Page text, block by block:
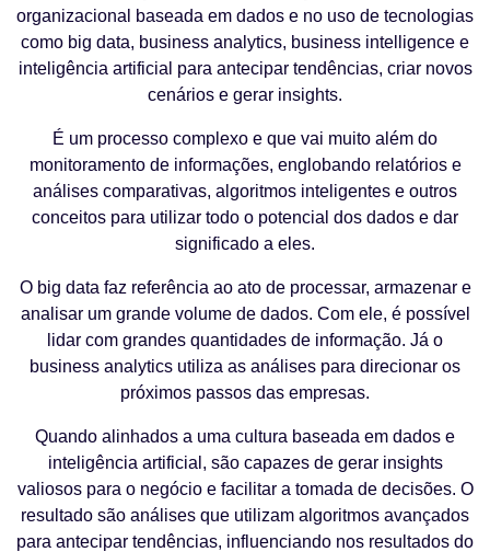
organizacional baseada em dados e no uso de tecnologias
como big data, business analytics, business intelligence e
inteligência artificial para antecipar tendências, criar novos
cenários e gerar insights.
É um processo complexo e que vai muito além do
monitoramento de informações, englobando relatórios e
análises comparativas, algoritmos inteligentes e outros
conceitos para utilizar todo o potencial dos dados e dar
significado a eles.
O big data faz referência ao ato de processar, armazenar e
analisar um grande volume de dados. Com ele, é possível
lidar com grandes quantidades de informação. Já o
business analytics utiliza as análises para direcionar os
próximos passos das empresas.
Quando alinhados a uma cultura baseada em dados e
inteligência artificial, são capazes de gerar insights
valiosos para o negócio e facilitar a tomada de decisões. O
resultado são análises que utilizam algoritmos avançados
para antecipar tendências, influenciando nos resultados do